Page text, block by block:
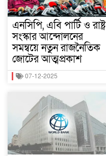
এনসিপি, এবি পার্টি ও রাষ্ট্র
সংস্কার আন্দোলনের
সমন্বয়ে নতুন রাজনৈতিক
জোটের আত্মপ্রকাশ
07-12-2025